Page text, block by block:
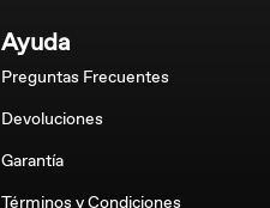
Ayuda
Preguntas Frecuentes
Devoluciones
Garantía
Términos y Condiciones